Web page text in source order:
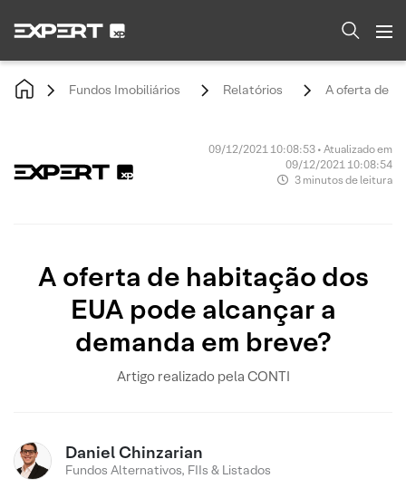
Fundos Imobiliários Relatórios A oferta de
09/12/2021 10:08:53 • Atualizado em
09/12/2021 10:08:54
3 minutos de leitura
A oferta de habitação dos
EUA pode alcançar a
demanda em breve?
Artigo realizado pela CONTI
Daniel Chinzarian
Fundos Alternativos, FIIs & Listados